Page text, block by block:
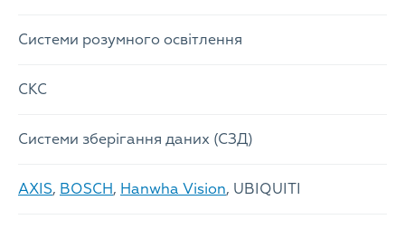
Системи розумного освітлення
СКС
Системи зберігання даних (СЗД)
AXIS, BOSCH, Hanwha Vision, UBIQUITI